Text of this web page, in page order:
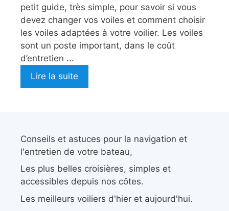
petit guide, très simple, pour savoir si vous
devez changer vos voiles et comment choisir
les voiles adaptées à votre voilier. Les voiles
sont un poste important, dans le coût
d’entretien ...
Lire la suite
Conseils et astuces pour la navigation et
l'entretien de votre bateau,
Les plus belles croisières, simples et
accessibles depuis nos côtes.
Les meilleurs voiliers d'hier et aujourd'hui.